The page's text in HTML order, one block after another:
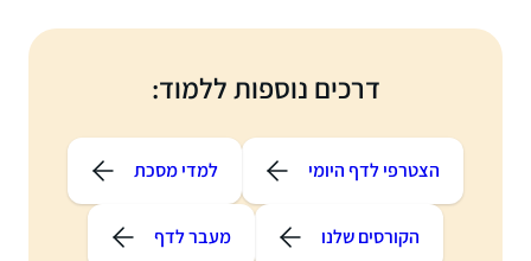
דרכים נוספות ללמוד:
הצטרפי לדף היומי למדי מסכת
הקורסים שלנו מעבר לדף